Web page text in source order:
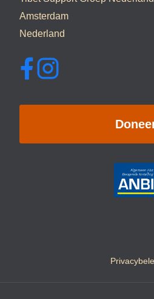
Amsterdam
Nederland